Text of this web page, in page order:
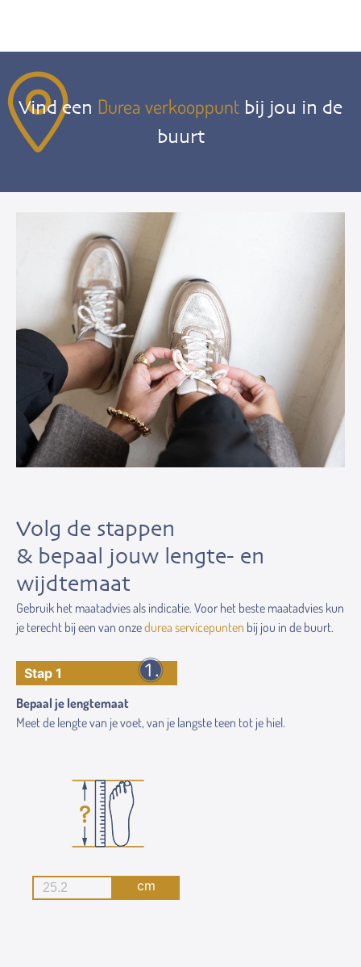
Vind een Durea verkooppunt bij jou in de
buurt
Volg de stappen
& bepaal jouw lengte- en
wijdtemaat
Gebruik het maatadvies als indicatie. Voor het beste maatadvies kun
je terecht bij een van onzedurea servicepunten bij jou in de buurt.
Stap 1
Bepaal je lengtemaat
Meet de lengte van je voet, van je langste teen tot je hiel.
cm